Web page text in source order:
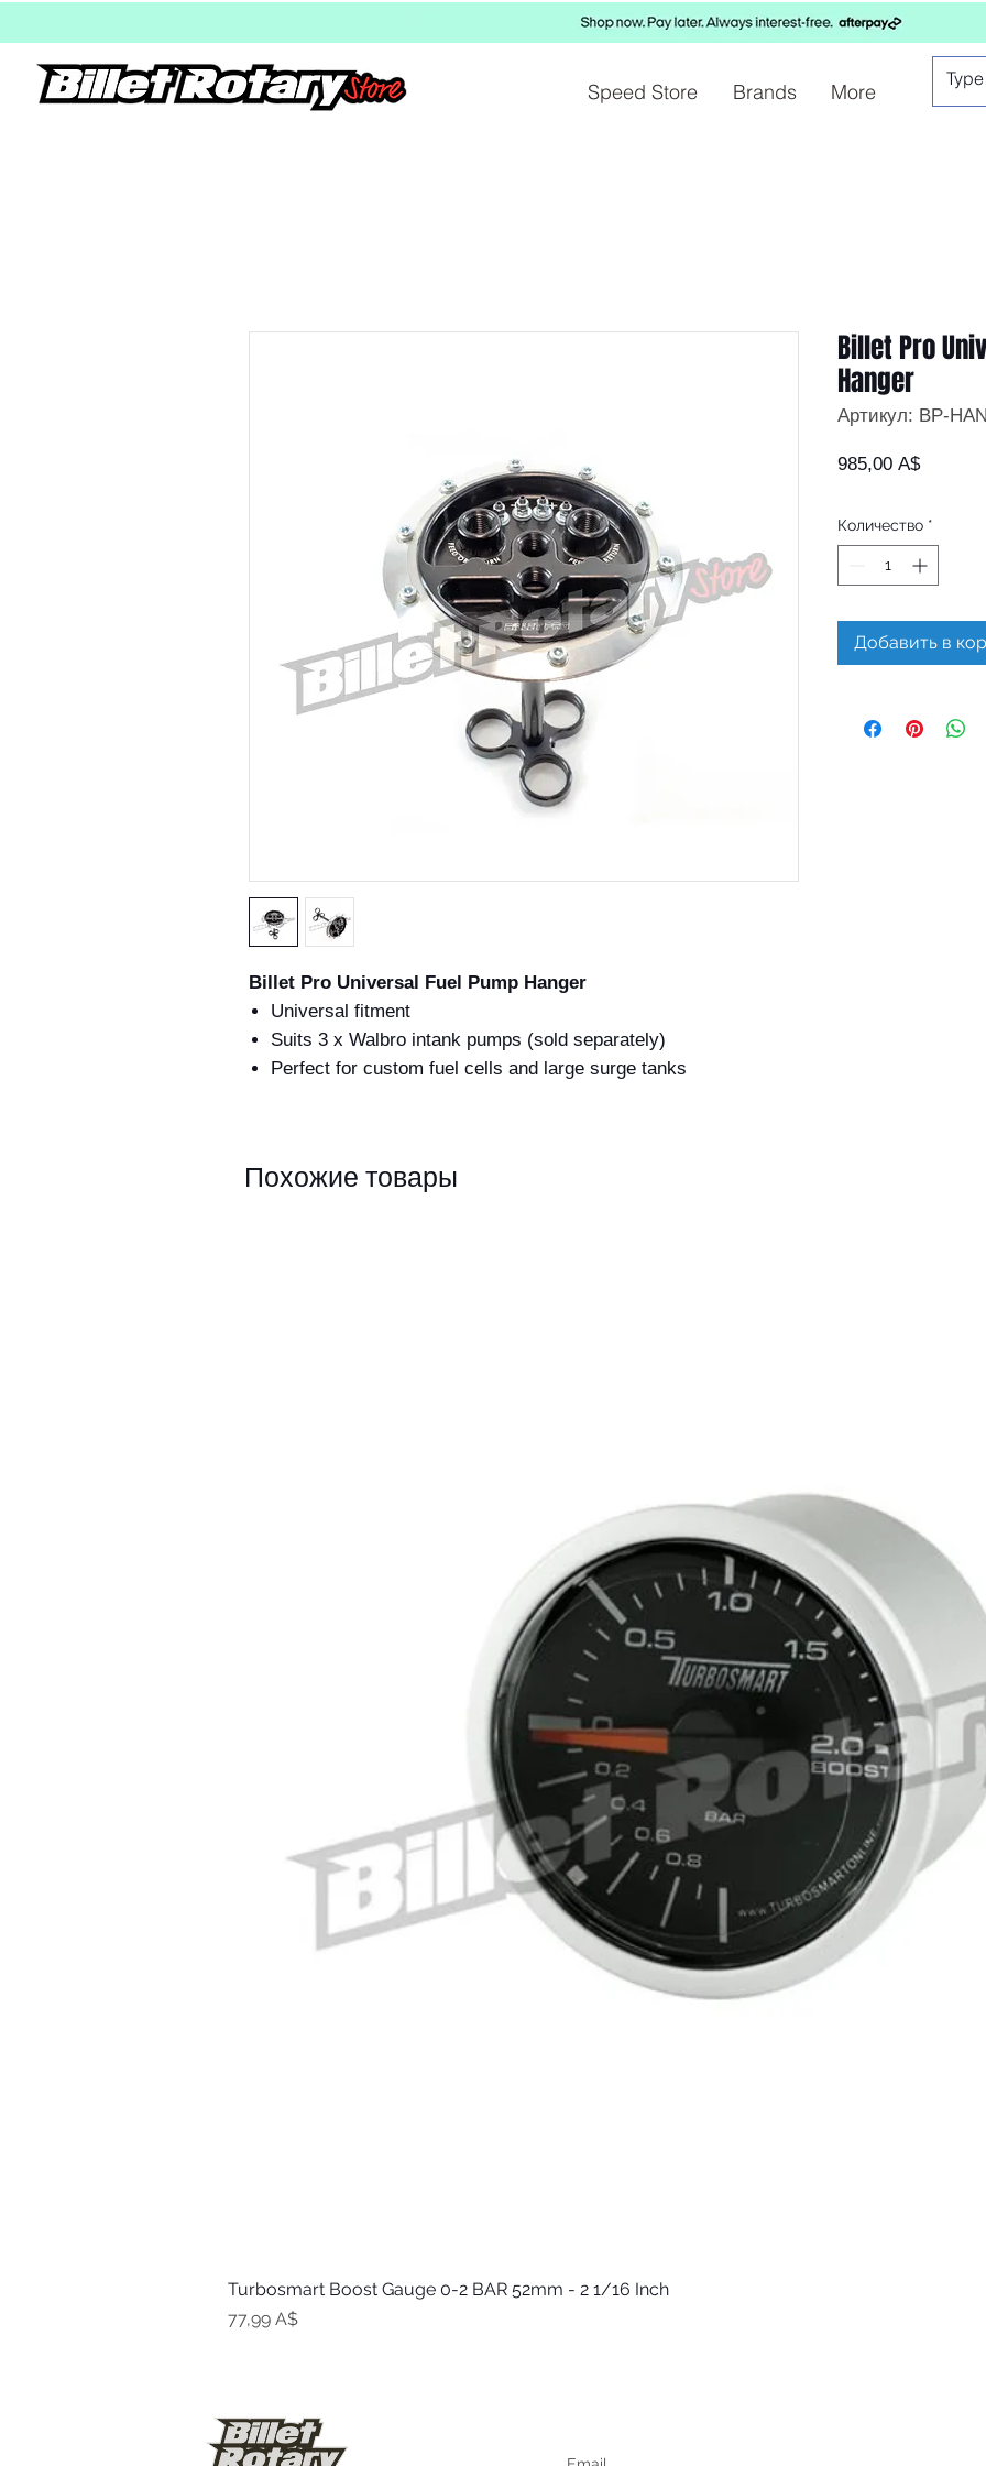
Speed Store Brands More
Billet Pro Universal Fuel Pump Hanger
Universal fitment
Suits 3 x Walbro intank pumps (sold separately)
Perfect for custom fuel cells and large surge tanks
Billet Pro
Hanger
Артикул: BP-
985,00 A$Цена
Количество *
Добавить в
Похожие товары
Быстрый просмотр
Turbosmart Boost Gauge 0-2 BAR 52mm - 2 1/16 Inch
Цена
77,99 A$